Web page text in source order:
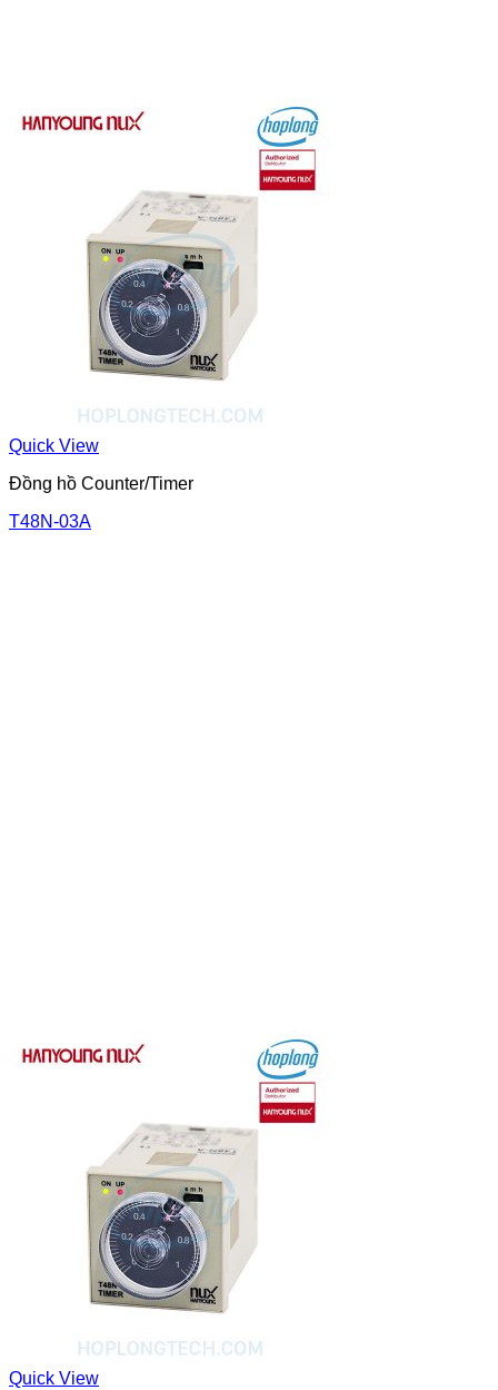
Quick View
Đồng hồ Counter/Timer
T48N-03A
Quick View